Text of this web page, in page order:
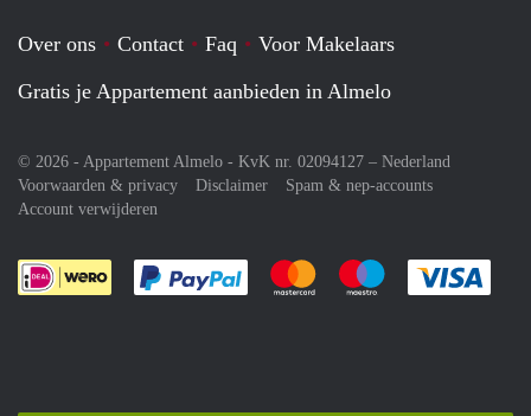
Over ons Contact Faq
Voor Makelaars
Gratis je Appartement aanbieden in Almelo
© 2026 - Appartement Almelo - KvK nr. 02094127 – Nederland
Voorwaarden & privacy
Disclaimer
Spam & nep-accounts
Account verwijderen
Je rekent gemakkelijk af met Paypal
Je rekent gemakkelijk af met
Je rekent